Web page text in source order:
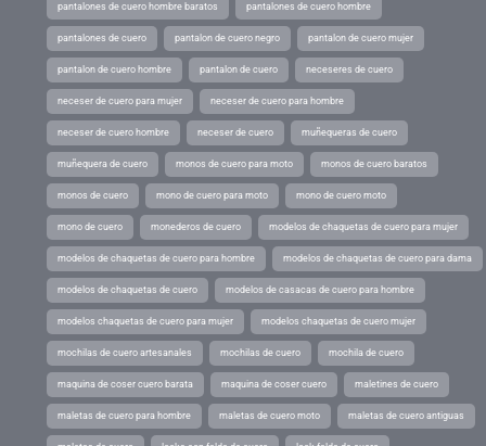
pantalones de cuero hombre baratos pantalones de cuero hombre
pantalones de cuero pantalon de cuero negro pantalon de cuero mujer
pantalon de cuero hombre pantalon de cuero neceseres de cuero
neceser de cuero para mujer neceser de cuero para hombre
neceser de cuero hombre neceser de cuero muñequeras de cuero
muñequera de cuero monos de cuero para moto monos de cuero baratos
monos de cuero mono de cuero para moto mono de cuero moto
mono de cuero monederos de cuero modelos de chaquetas de cuero para mujer
modelos de chaquetas de cuero para hombre modelos de chaquetas de cuero para dama
modelos de chaquetas de cuero modelos de casacas de cuero para hombre
modelos chaquetas de cuero para mujer modelos chaquetas de cuero mujer
mochilas de cuero artesanales mochilas de cuero mochila de cuero
maquina de coser cuero barata maquina de coser cuero maletines de cuero
maletas de cuero para hombre maletas de cuero moto maletas de cuero antiguas